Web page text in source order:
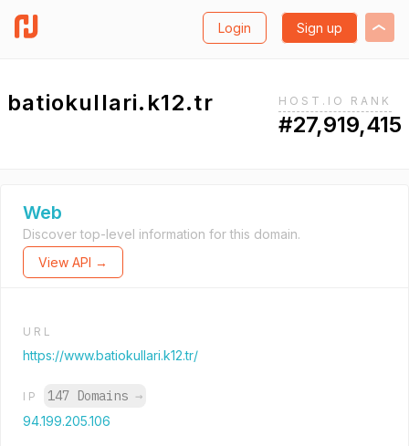
Login Sign up
batiokullari.k12.tr HOST.IO RANK
#27,919,415
Web
Discover top-level information for this domain.
View API →
URL
https://www.batiokullari.k12.tr/
IP 147 Domains →
94.199.205.106